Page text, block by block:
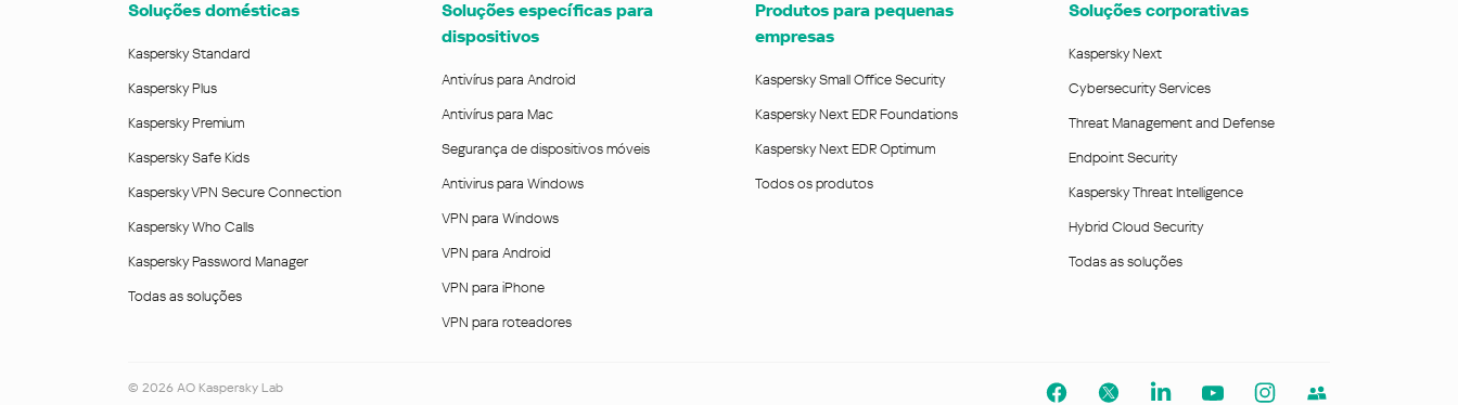
Soluções domésticas
Kaspersky Standard
Kaspersky Plus
Kaspersky Premium
Kaspersky Safe Kids
Kaspersky VPN Secure Connection
Kaspersky Who Calls
Kaspersky Password Manager
Todas as soluções
Soluções específicas para
dispositivos
Antivírus para Android
Antivírus para Mac
Segurança de dispositivos móveis
Antivirus para Windows
VPN para Windows
VPN para Android
VPN para iPhone
VPN para roteadores
Produtos para pequenas
empresas
Kaspersky Small Office Security
Kaspersky Next EDR Foundations
Kaspersky Next EDR Optimum
Todos os produtos
Soluções corporativas
Kaspersky Next
Cybersecurity Services
Threat Management and Defense
Endpoint Security
Kaspersky Threat Intelligence
Hybrid Cloud Security
Todas as soluções
© 2026 AO Kaspersky Lab